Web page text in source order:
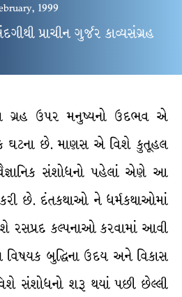
1999
પ્રાચીન ગુર્જર કાવ્યસંગ્રહ
ગ્રહ ઉપર મનુષ્યનો ઉદભવ એ
ઘટના છે. માણસ એ વિશે કુતૂહલ
સંશોધનો પહેલાં એણે આ
છે. દંતકથાઓ ને ધર્મકથાઓમાં
રસપ્રદ કલ્પનાઓ કરવામાં આવી
વિષયક બુદ્ધિના ઉદય અને વિકાસ
સંશોધનો શરૂ થયાં પછી છેલ્લી